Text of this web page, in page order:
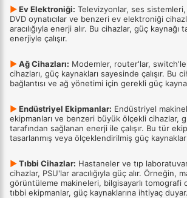
▶Ev Elektroniği: Televizyonlar, ses
DVD oynatıcılar ve benzeri ev elektroniği
aracılığıyla enerji alır. Bu cihazlar, güç kaynağı
enerjiyle çalışır.
▶Ağ Cihazları: Modemler, router'lar,
cihazları, güç kaynakları sayesinde çalışır. Bu
bağlantısı ve ağ yönetimi için gerekli güç
▶Endüstriyel Ekipmanlar: Endüstriyel
ekipmanları ve benzeri büyük ölçekli cihazlar,
tarafından sağlanan enerji ile çalışır. Bu tür
tasarlanmış veya ölçeklendirilmiş güç
▶Tıbbi Cihazlar: Hastaneler ve tıp
cihazlar, PSU'lar aracılığıyla güç alır. Örneğin,
görüntüleme makineleri, bilgisayarlı tomografi
tıbbi ekipmanlar, güç kaynaklarına ihtiyaç duyar.